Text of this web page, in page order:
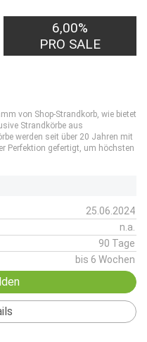
6,00%
PRO SALE
von Shop-Strandkorb, wie bietet
Strandkörbe aus
werden seit über 20 Jahren mit
Perfektion gefertigt, um höchsten
25.06.2024
n.a.
90 Tage
bis 6 Wochen